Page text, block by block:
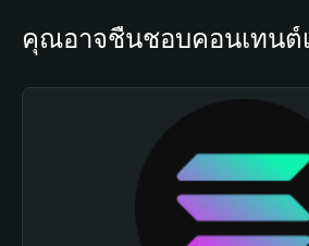
คุณอาจชื่นชอบคอนเทนต์